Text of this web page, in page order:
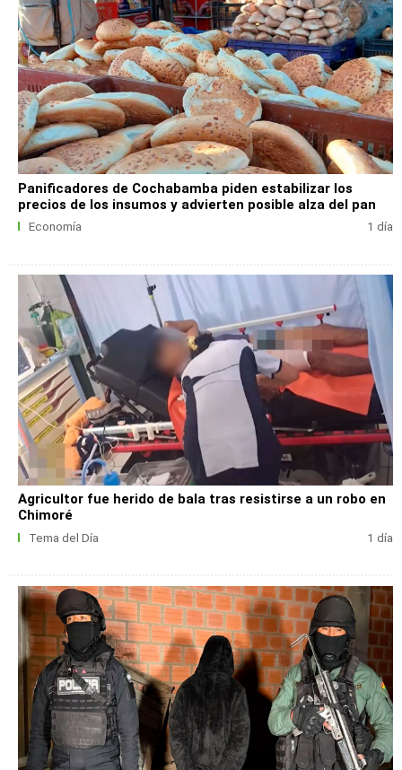
Panificadores de Cochabamba piden estabilizar los
precios de los insumos y advierten posible alza del pan
Economía 1 día
Agricultor fue herido de bala tras resistirse a un robo en
Chimoré
Tema del Día 1 día